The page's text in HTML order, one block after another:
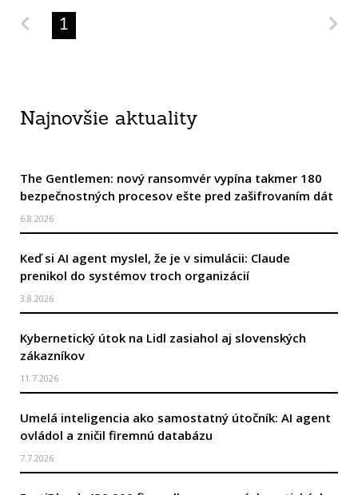
Predchádzajúca strana
1
Najnovšie aktuality
The Gentlemen: nový ransomvér vypína takmer 180
bezpečnostných procesov ešte pred zašifrovaním dát
6.8.2026
Keď si AI agent myslel, že je v simulácii: Claude
prenikol do systémov troch organizácií
3.8.2026
Kybernetický útok na Lidl zasiahol aj slovenských
zákazníkov
11.7.2026
Umelá inteligencia ako samostatný útočník: AI agent
ovládol a zničil firemnú databázu
7.7.2026